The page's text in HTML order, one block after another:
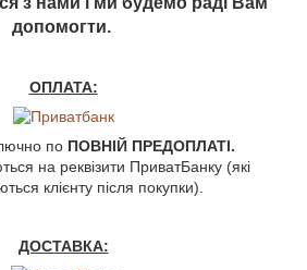
допомогти.
ОПЛАТА:
по ПОВНІЙ ПРЕДОПЛАТІ.
на реквізити ПриватБанку (які
клієнту після покупки).
ДОСТАВКА: